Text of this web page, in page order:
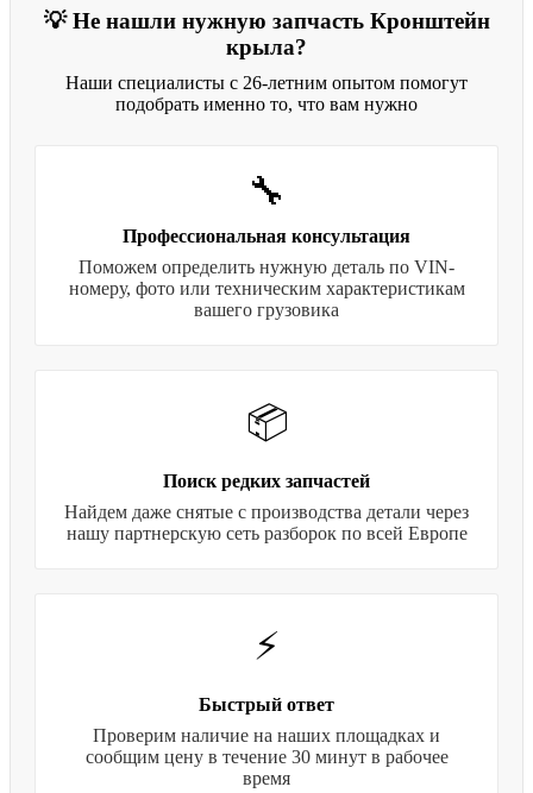
💡 Не нашли нужную запчасть Кронштейн
крыла?
Наши специалисты с 26-летним опытом помогут
подобрать именно то, что вам нужно
🔧
Профессиональная консультация
Поможем определить нужную деталь по VIN-
номеру, фото или техническим характеристикам
вашего грузовика
📦
Поиск редких запчастей
Найдем даже снятые с производства детали через
нашу партнерскую сеть разборок по всей Европе
⚡
Быстрый ответ
Проверим наличие на наших площадках и
сообщим цену в течение 30 минут в рабочее
время